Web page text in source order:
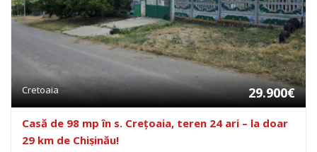
Cretoaia 29.900€
Casă de 98 mp în s. Crețoaia, teren 24 ari – la doar
29 km de Chișinău!